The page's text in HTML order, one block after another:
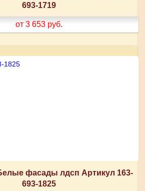
693-1719
от 3 653 руб.
фасады лдсп Артикул 163-
693-1825